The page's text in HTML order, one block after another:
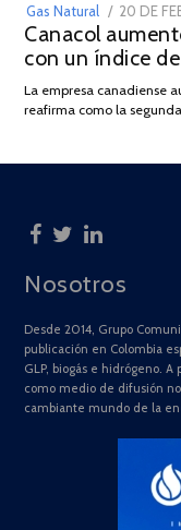
Gas Natural
POSTED
ON
20 DE
Canacol
con un índice
La empresa canadiense
reafirma como la
Nosotros
Desde 2014, Grupo
publicación en Colombia
GLP, biogás e hidrógeno.
como medio de difusión
cambiante mundo de la